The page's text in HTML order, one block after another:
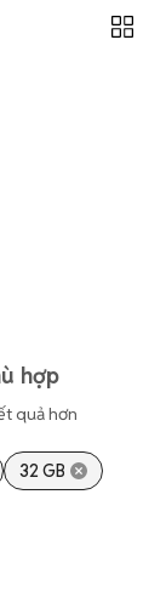
hợp
quả hơn
32 GB